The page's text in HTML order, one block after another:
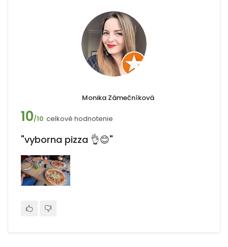
Monika Zámečníková
10/10 celkové hodnotenie
"vyborna pizza 👌😊"